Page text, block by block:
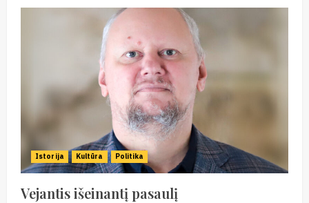
Istorija Kultūra Politika
Vejantis išeinantį pasaulį